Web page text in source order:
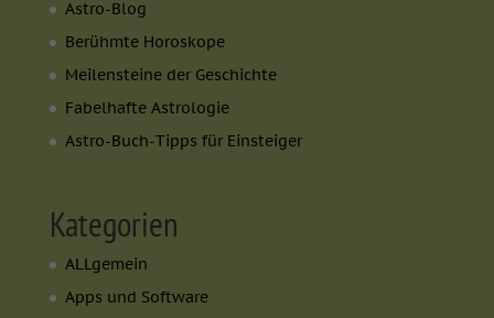
Astro-Blog
Berühmte Horoskope
Meilensteine der Geschichte
Fabelhafte Astrologie
Astro-Buch-Tipps für Einsteiger
Kategorien
ALLgemein
Apps und Software